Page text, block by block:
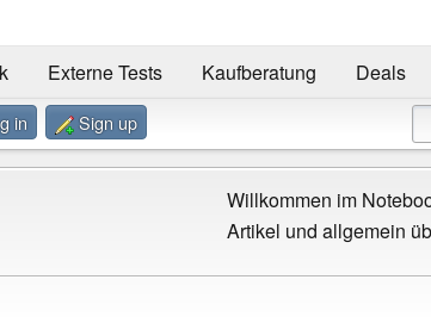
Externe Tests Kaufberatung Deals
in Sign up
Willkommen im
Artikel und allgemein